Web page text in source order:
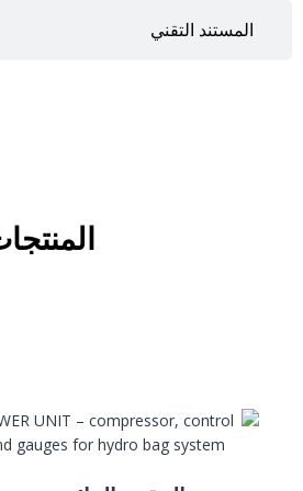
المستند التقني